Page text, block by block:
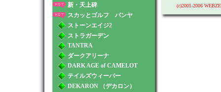
新・天上碑
スカッとゴルフ パンヤ
ストーンエイジ2
ストラガーデン
TANTRA
ダークアリーナ
DARK AGE of CAMELOT
テイルズウィーバー
DEKARON （デカロン）
(c)2001-2006